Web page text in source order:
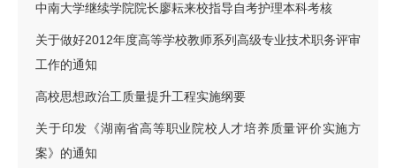
中南大学继续学院院长廖耘来校指导自考护理本科考核
关于做好2012年度高等学校教师系列高级专业技术职务评审
工作的通知
高校思想政治工质量提升工程实施纲要
关于印发《湖南省高等职业院校人才培养质量评价实施方
案》的通知